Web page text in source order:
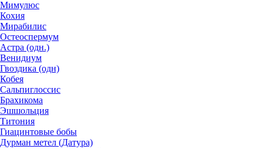
Мимулюс
Кохия
Мирабилис
Остеоспермум
Астра (одн.)
Венидиум
Гвоздика (одн)
Кобея
Сальпиглоссис
Брахикома
Эшшольция
Титония
Гиацинтовые бобы
Дурман метел (Датура)